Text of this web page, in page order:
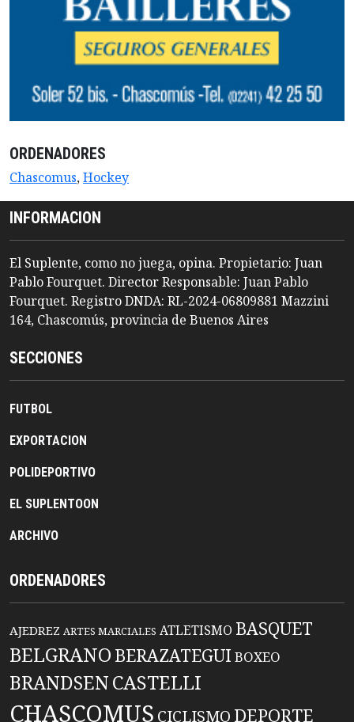
ORDENADORES
Chascomus,Hockey
INFORMACION
El Suplente, como no juega, opina. Propietario: Juan
Pablo Fourquet. Director Responsable: Juan Pablo
Fourquet. Registro DNDA: RL-2024-06809881 Mazzini
164, Chascomús, provincia de Buenos Aires
SECCIONES
FUTBOL
EXPORTACION
POLIDEPORTIVO
EL SUPLENTOON
ARCHIVO
ORDENADORES
AJEDREZ ARTES MARCIALES ATLETISMO BASQUET
BELGRANO BERAZATEGUIBOXEO
BRANDSENCASTELLI
CHASCOMUS CICLISMO DEPORTE